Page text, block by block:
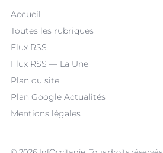
Accueil
Toutes les rubriques
Flux RSS
Flux RSS — La Une
Plan du site
Plan Google Actualités
Mentions légales